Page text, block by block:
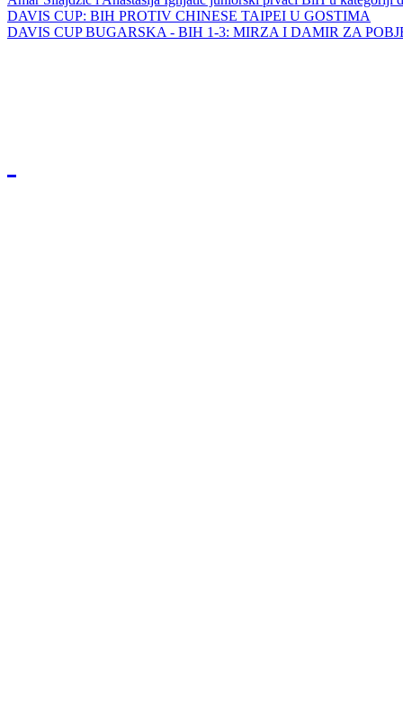
DAVIS CUP: BIH PROTIV CHINESE TAIPEI U GOSTIMA
DAVIS CUP BUGARSKA - BIH 1-3: MIRZA I DAMIR ZA